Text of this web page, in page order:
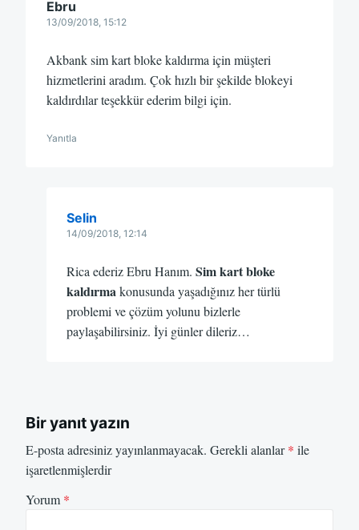
Ebru
13/09/2018, 15:12
Akbank sim kart bloke kaldırma için müşteri
hizmetlerini aradım. Çok hızlı bir şekilde blokeyi
kaldırdılar teşekkür ederim bilgi için.
Yanıtla
Selin
14/09/2018, 12:14
Rica ederiz Ebru Hanım.Sim kart bloke
kaldırmakonusunda yaşadığınız her türlü
problemi ve çözüm yolunu bizlerle
paylaşabilirsiniz. İyi günler dileriz…
Bir yanıt yazın
E-posta adresiniz yayınlanmayacak. Gerekli alanlar* ile
işaretlenmişlerdir
Yorum *